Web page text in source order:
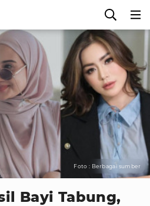
Foto : Berbagai sumber
Bayi Tabung,